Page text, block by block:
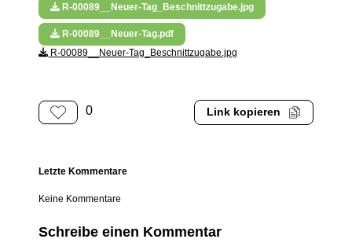
R-00089__Neuer-Tag_Beschnittzugabe.jpg
R-00089__Neuer-Tag.pdf
R-00089__Neuer-Tag_Beschnittzugabe.jpg
0 Link kopieren
Letzte Kommentare
Keine Kommentare
Schreibe einen Kommentar